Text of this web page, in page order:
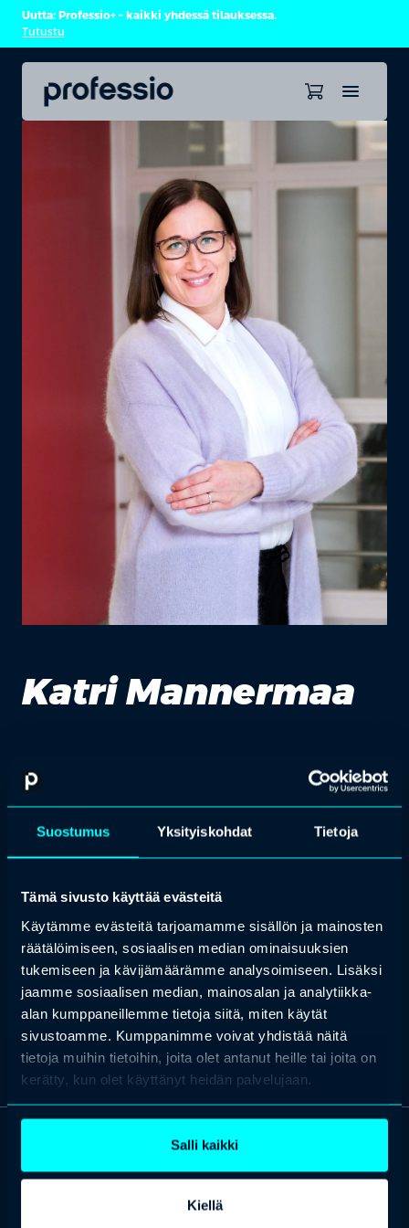
Suostumus Yksityiskohdat Tietoja
Tämä sivusto käyttää evästeitä
Käytämme evästeitä tarjoamamme sisällön ja mainosten
räätälöimiseen, sosiaalisen median ominaisuuksien
tukemiseen ja kävijämäärämme analysoimiseen. Lisäksi
jaamme sosiaalisen median, mainosalan ja analytiikka-
alan kumppaneillemme tietoja siitä, miten käytät
sivustoamme. Kumppanimme voivat yhdistää näitä
tietoja muihin tietoihin, joita olet antanut heille tai joita on
kerätty, kun olet käyttänyt heidän palvelujaan.
Salli kaikki
Kiellä
Uutta: Professio+ – kaikki yhdessä tilauksessa.
Tutustu
Katri Mannermaa
Satakunnan hyvinvointialue
sairaanhoitopiirissä työhyvinvointi- ja työsuojelupäällikkönä.
draamakasvatuksen ohjaaja sekä ryhmänohjaaja) ja työkokemusta
Hän väitteli vuonna 2013 aiheenaan tiedon jalostaminen
työskentelee tietojohtamisen parissa ja opiskelee
ratkaisukeskeiseksi työnohjaajaksi.
Keilaranta 1 A, 02150 Espoo